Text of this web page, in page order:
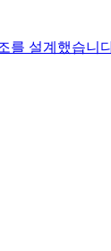
설계했습